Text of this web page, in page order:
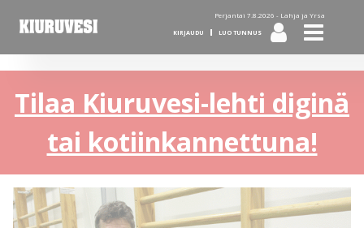
Perjantai 7.8.2026 - Lahja ja Yrsa
KIRJAUDU LUO TUNNUS
Tilaa Kiuruvesi-lehti diginä
tai kotiinkannettuna!